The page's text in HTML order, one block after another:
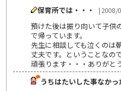
保育所では・・・
| 2008/
預けた後は振り向いて子供
で帰っています。
先生に相談しても泣くのは
丈夫です。ということなの
頑張ります・・・ありがと
うちはたいした事なかっ